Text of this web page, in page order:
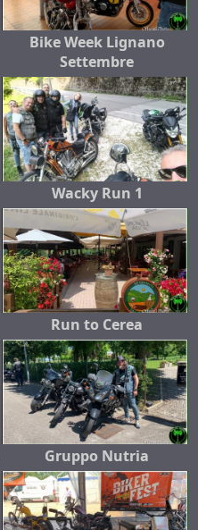
Bike Week Lignano
Settembre
Wacky Run 1
Run to Cerea
Gruppo Nutria